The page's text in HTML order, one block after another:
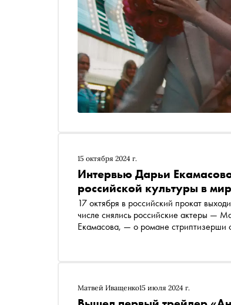
15 октября 2024 г.
Интервью Дарьи
российской культуры в
17 октября в российский прокат
числе снялись российские актеры —
Екамасова, — о романе стриптизерши
Матвей Иващенко15 июля 2024 г.